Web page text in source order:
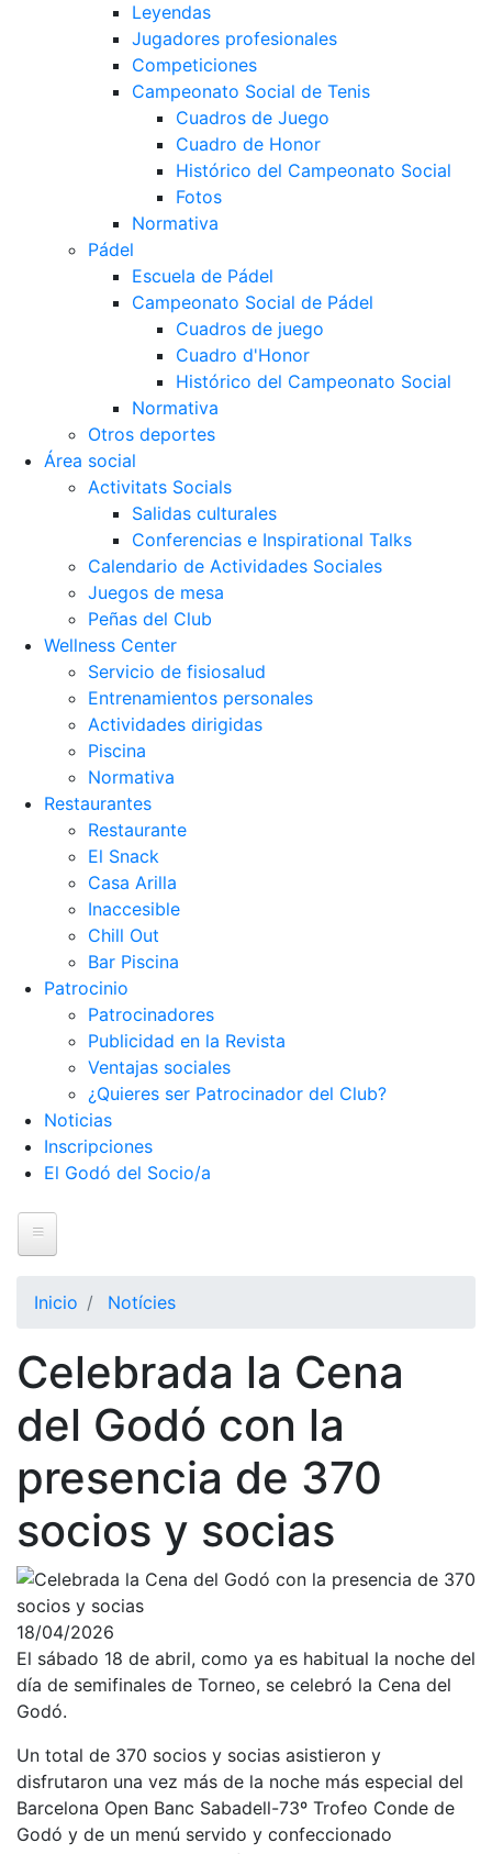
Leyendas
Jugadores profesionales
Competiciones
Campeonato Social de Tenis
Cuadros de Juego
Cuadro de Honor
Histórico del Campeonato Social
Fotos
Normativa
Pádel
Escuela de Pádel
Campeonato Social de Pádel
Cuadros de juego
Cuadro d'Honor
Histórico del Campeonato Social
Normativa
Otros deportes
Área social
Activitats Socials
Salidas culturales
Conferencias e Inspirational Talks
Calendario de Actividades Sociales
Juegos de mesa
Peñas del Club
Wellness Center
Servicio de fisiosalud
Entrenamientos personales
Actividades dirigidas
Piscina
Normativa
Restaurantes
Restaurante
El Snack
Casa Arilla
Inaccesible
Chill Out
Bar Piscina
Patrocinio
Patrocinadores
Publicidad en la Revista
Ventajas sociales
¿Quieres ser Patrocinador del Club?
Noticias
Inscripciones
El Godó del Socio/a
Historia
Nuestra
historia
Presidentes
Organización
Junta
directiva
Comisiones
y comités
Estructura
ejecutiva
Fundación
Servicios
Instalaciones
Inicio Notícies
Celebrada la Cena
del Godó con la
presencia de 370
socios y socias
18/04/2026
El sábado 18 de abril, como ya es habitual la noche del
día de semifinales de Torneo, se celebró la Cena del
Godó.
Un total de 370 socios y socias asistieron y
disfrutaron una vez más de la noche más especial del
Barcelona Open Banc Sabadell-73º Trofeo Conde de
Godó y de un menú servido y confeccionado